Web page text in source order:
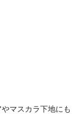
マスカラ下地にも